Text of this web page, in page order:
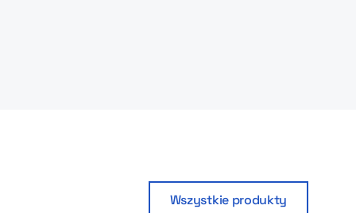
Wszystkie produkty